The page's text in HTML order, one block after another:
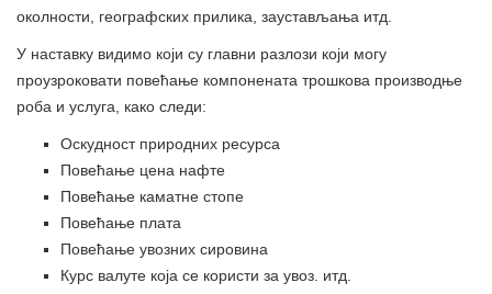
околности, географских прилика, заустављања итд.
У наставку видимо који су главни разлози који могу
проузроковати повећање компонената трошкова производње
роба и услуга, како следи:
Оскудност природних ресурса
Повећање цена нафте
Повећање каматне стопе
Повећање плата
Повећање увозних сировина
Курс валуте која се користи за увоз. итд.